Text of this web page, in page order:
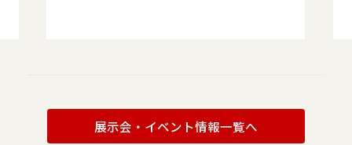
展示会・イベント情報一覧へ